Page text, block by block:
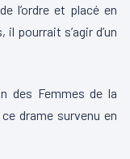
l’ordre et placé en
pourrait s’agir d’un
des Femmes de la
drame survenu en